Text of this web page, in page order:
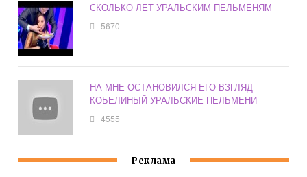
СКОЛЬКО ЛЕТ УРАЛЬСКИМ ПЕЛЬМЕНЯМ
5670
НА МНЕ ОСТАНОВИЛСЯ ЕГО ВЗГЛЯД
КОБЕЛИНЫЙ УРАЛЬСКИЕ ПЕЛЬМЕНИ
4555
Реклама